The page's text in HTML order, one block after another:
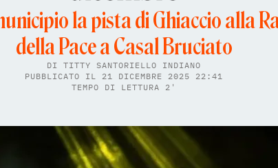
la pista di Ghiaccio alla
della Pace a Casal Bruciato
DI TITTY SANTORIELLO INDIANO
PUBBLICATO IL 21 DICEMBRE 2025 22:41
TEMPO DI LETTURA 2'